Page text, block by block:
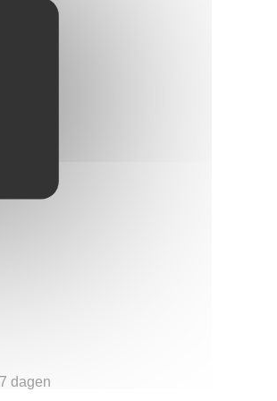
dagen